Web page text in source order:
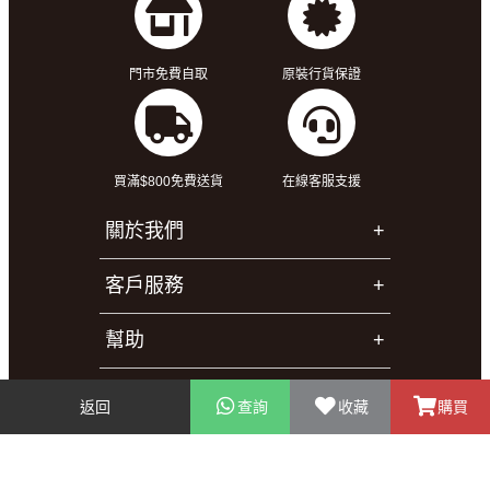
返回 查詢 收藏 購買
門市免費自取 原裝行貨保證
買滿$800免費送貨 在線客服支援
關於我們
客戶服務
幫助